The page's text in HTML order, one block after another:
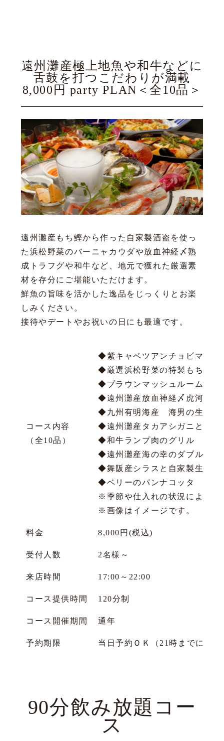
遠州灘産極上地魚や和牛などに
舌鼓を打つこだわりが満載
8,000円 party PLAN＜全10品＞
遠州灘産もち鰹から作った自家製酒盗を使っ
た浜松野菜のバーニャカウダや放血神経〆熟
成トラフグや和牛など、地元で獲れた厳選素
材を存分にご堪能いただけます。
鮮魚の旨味を活かした逸品をじっくりとお楽
しみください。
接待やデートやお祝いの日にも最適です。
コース内容
（全10品）
◆紫キャベツアンチョ
◆厳選浜松野菜の特製もち鰹酒
◆ブラウンマッシュルームと
◆遠州灘産放血神経〆虎河豚
◆九州有明海産 海男の生牡
◆遠州灘産タカアシガニとその
◆和牛ランプ肉のグリル トリ
◆遠州灘産海の幸のダブルスー
◆舞阪産シラスと自家製生カラ
◆ベリーのパンナコッタ プラ
※季節や仕入れの状況により、
※画像はイメージです。
料金 8,000円(税込)
受付人数 2名様～
来店時間 17:00～22:00
コース提供時間 120分制
コース開催期間 通年
予約期限 当日予約ＯＫ（21時までにご
90分飲み放題コー
ス